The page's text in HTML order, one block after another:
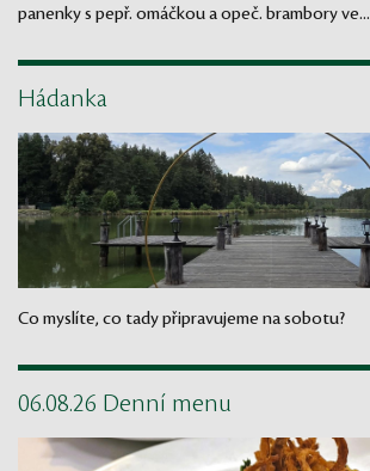
panenky s pepř. omáčkou a opeč. brambory ve...
Hádanka
Co myslíte, co tady připravujeme na sobotu?
06.08.26 Denní menu